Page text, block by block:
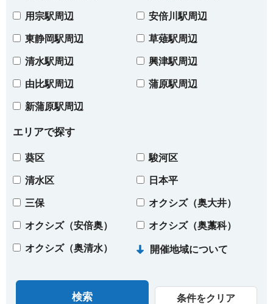
用宗駅周辺 安倍川駅周辺
東静岡駅周辺 草薙駅周辺
清水駅周辺 興津駅周辺
由比駅周辺 蒲原駅周辺
新蒲原駅周辺
エリアで探す
葵区 駿河区
清水区 日本平
三保 オクシズ（奥大井）
オクシズ（安倍奥） オクシズ（奥藁科）
オクシズ（奥清水） 開催地域について
条件をクリア